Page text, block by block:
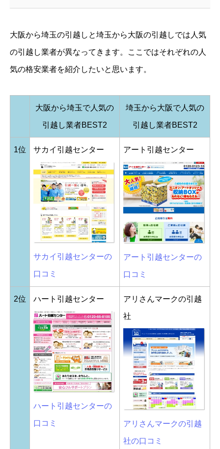
大阪から埼玉の引越しと埼玉から大阪の引越しでは人気
の引越し業者が異なってきます。ここではそれぞれの人
気の格安業者を紹介したいと思います。
大阪から埼玉で人気の
引越し業者BEST2
埼玉から大阪で人気の
引越し業者BEST2
1位 サカイ引越センター
サカイ引越センターの
口コミ
アート引越センター
アート引越センターの
口コミ
2位 ハート引越センター
ハート引越センターの
口コミ
アリさんマークの引越
社
アリさんマークの引越
社の口コミ